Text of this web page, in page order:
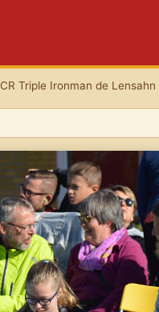
CR Triple Ironman de Lensahn